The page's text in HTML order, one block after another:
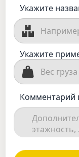
Укажите
Укажите
Комментарий